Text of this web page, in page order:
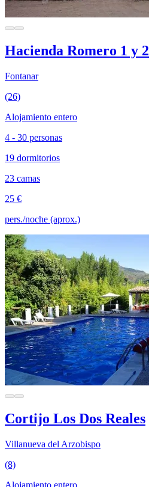
Hacienda Romero 1 y 2
Fontanar
(26)
Alojamiento entero
4 - 30 personas
19 dormitorios
23 camas
25 €
pers./noche (aprox.)
Cortijo Los Dos Reales
Villanueva del Arzobispo
(8)
Alojamiento entero